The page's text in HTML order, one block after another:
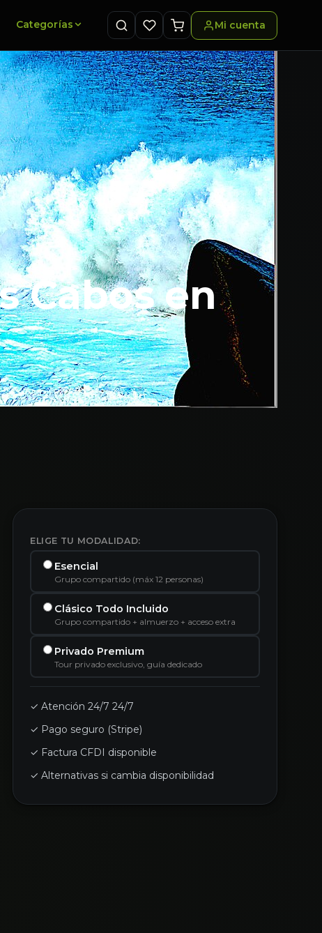
Categorías Mi cuenta
Cabos en
ELIGE TU MODALIDAD:
Esencial
Grupo compartido (máx 12 personas)
Clásico Todo Incluido
Grupo compartido + almuerzo + acceso extra
Privado Premium
Tour privado exclusivo, guía dedicado
✓ Atención 24/7 24/7
✓ Pago seguro (Stripe)
✓ Factura CFDI disponible
✓ Alternativas si cambia disponibilidad